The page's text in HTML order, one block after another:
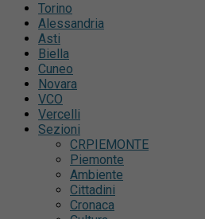
Torino
Alessandria
Asti
Biella
Cuneo
Novara
VCO
Vercelli
Sezioni
CRPIEMONTE
Piemonte
Ambiente
Cittadini
Cronaca